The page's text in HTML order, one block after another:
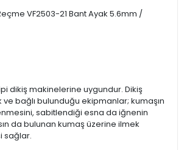
VF2503-21 Bant Ayak 5.6mm /
dikiş makinelerine uygundur. Dikiş
bağlı bulunduğu ekipmanlar; kumaşın
sabitlendiği esna da iğnenin
da bulunan kumaş üzerine ilmek
sağlar.